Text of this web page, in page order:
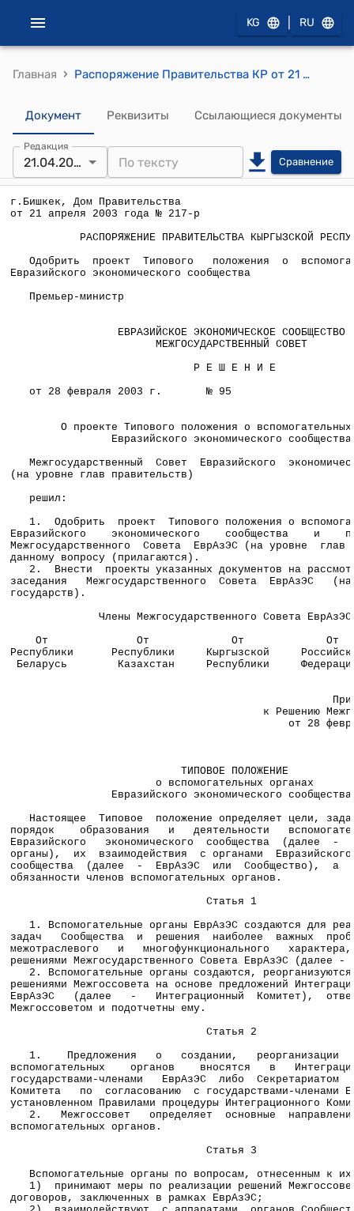
KG RU
Главная › Распоряжение Правительства КР от 21 апреля 2003 года № 217-р (О вспомогательных органах Евразийского экономического сообщества)
Документ Реквизиты Ссылающиеся документы
Редакция
21.04.2003 Сравнение